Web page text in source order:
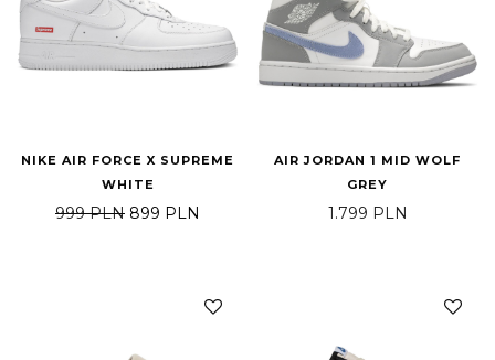
NIKE AIR FORCE X SUPREME
WHITE
999PLN Pierwotna cena wynosiła: 999 PLN.
899 PLN Aktualna cena wynosi: 899 PLN.
AIR JORDAN 1 MID WOLF
GREY
1.799 PLN